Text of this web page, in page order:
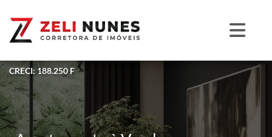
CRECI: 188.250 F